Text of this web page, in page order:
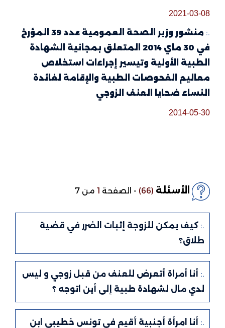
2021-03-08
منشور وزير الصحة العمومية عدد 39 المؤرخ
في 30 ماي 2014 المتعلق بمجانية الشهادة
الطبية الأولية وتيسير إجراءات استخلاص
معاليم الفحوصات الطبية والإقامة لفائدة
النساء ضحايا العنف الزوجي
2014-05-30
الأسئلة (66)
-الصفحة1من 7
كيف يمكن للزوجة إثبات الضرر في قضية
طلاق؟
أنا أمراة أتعرض للعنف من قبل زوجي و ليس
لدي مال لشهادة طبية إلى أين اتوجه ؟
أنا امرأة أجنبية أقيم في تونس خطيبي ابن